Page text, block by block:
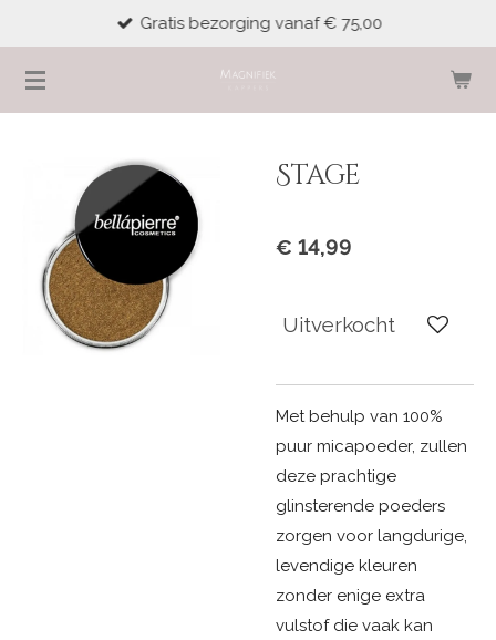
naar
de
Gratis bezorging vanaf € 75,00
Stage
€ 14,99
Uitverkocht
Met behulp van 100%
puur micapoeder, zullen
deze prachtige
glinsterende poeders
zorgen voor langdurige,
levendige kleuren
zonder enige extra
vulstof die vaak kan